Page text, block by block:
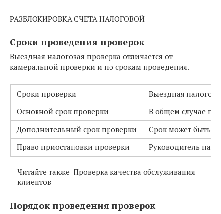
РАЗБЛОКИРОВКА СЧЕТА НАЛОГОВОЙ
Сроки проведения проверок
Выездная налоговая проверка отличается от
камеральной проверки и по срокам проведения.
Сроки проверки
Выездная
Основной срок проверки
В общем случае
Дополнительный срок проверки
Срок может быть
Право приостановки проверки
Руководитель
Читайте также Проверка качества обслуживания
клиентов
Порядок проведения проверок